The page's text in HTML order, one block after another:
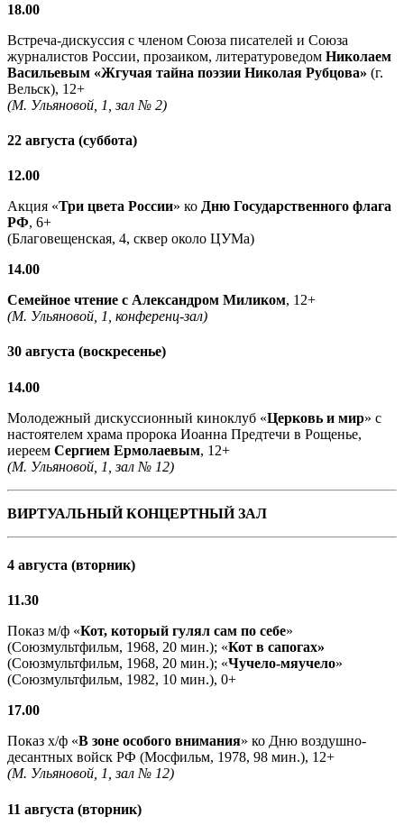
18.00
Встреча-дискуссия с членом Союза писателей и Союза
журналистов России, прозаиком, литературоведом Николаем
Васильевым «Жгучая тайна поэзии Николая Рубцова» (г.
Вельск), 12+
(М. Ульяновой, 1, зал № 2)
22 августа (суббота)
12.00
Акция «Три цвета России» ко Дню Государственного флага
РФ, 6+
(Благовещенская, 4, сквер около ЦУМа)
14.00
Семейное чтение с Александром Миликом, 12+
(М. Ульяновой, 1, конференц-зал)
30 августа (воскресенье)
14.00
Молодежный дискуссионный киноклуб «Церковь и мир» с
настоятелем храма пророка Иоанна Предтечи в Рощенье,
иереем Сергием Ермолаевым, 12+
(М. Ульяновой, 1, зал № 12)
ВИРТУАЛЬНЫЙ КОНЦЕРТНЫЙ ЗАЛ
4 августа (вторник)
11.30
Показ м/ф «Кот, который гулял сам по себе»
(Союзмультфильм, 1968, 20 мин.); «Кот в сапогах»
(Союзмультфильм, 1968, 20 мин.); «Чучело-мяучело»
(Союзмультфильм, 1982, 10 мин.), 0+
17.00
Показ х/ф «В зоне особого внимания» ко Дню воздушно-
десантных войск РФ (Мосфильм, 1978, 98 мин.), 12+
(М. Ульяновой, 1, зал № 12)
11 августа (вторник)